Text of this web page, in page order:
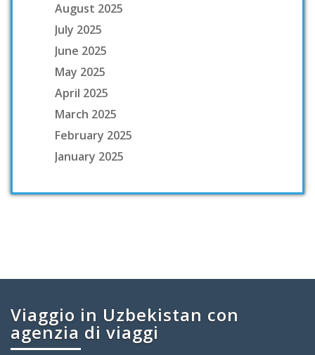
August 2025
July 2025
June 2025
May 2025
April 2025
March 2025
February 2025
January 2025
Viaggio in Uzbekistan con
agenzia di viaggi